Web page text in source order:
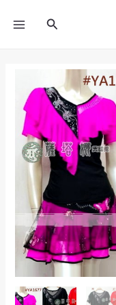
搜
M~XL_YA1677_
黑
配
色
點
型
滾